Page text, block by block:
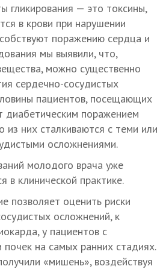
гликирования — это токсины,
в крови при нарушении
поражению сердца и
мы выявили, что,
можно существенно
сердечно-сосудистых
пациентов, посещающих
диабетическим поражением
из них сталкиваются с теми или
осложнениями.
молодого врача уже
в клинической практике.
позволяет оценить риски
осложнений, к
у пациентов с
на самых ранних стадиях.
«мишень», воздействуя